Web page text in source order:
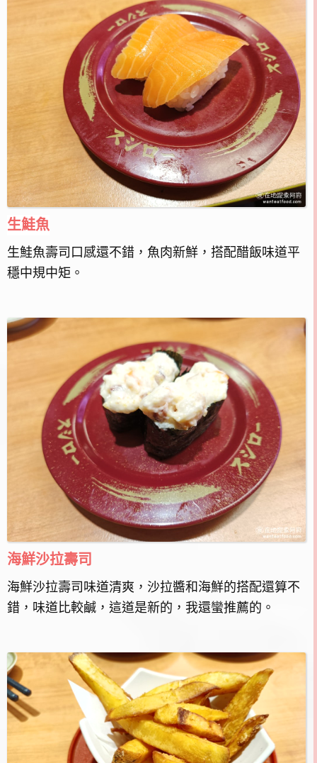
生鮭魚
生鮭魚壽司口感還不錯，魚肉新鮮，搭配醋飯味道平
穩中規中矩。
海鮮沙拉壽司
海鮮沙拉壽司味道清爽，沙拉醬和海鮮的搭配還算不
錯，味道比較鹹，這道是新的，我還蠻推薦的。